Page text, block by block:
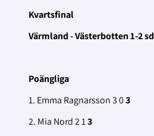
Kvartsfinal
Värmland - Västerbotten 1-2 sd
Poängliga
1. Emma Ragnarsson 3 03
2. Mia Nord 2 13